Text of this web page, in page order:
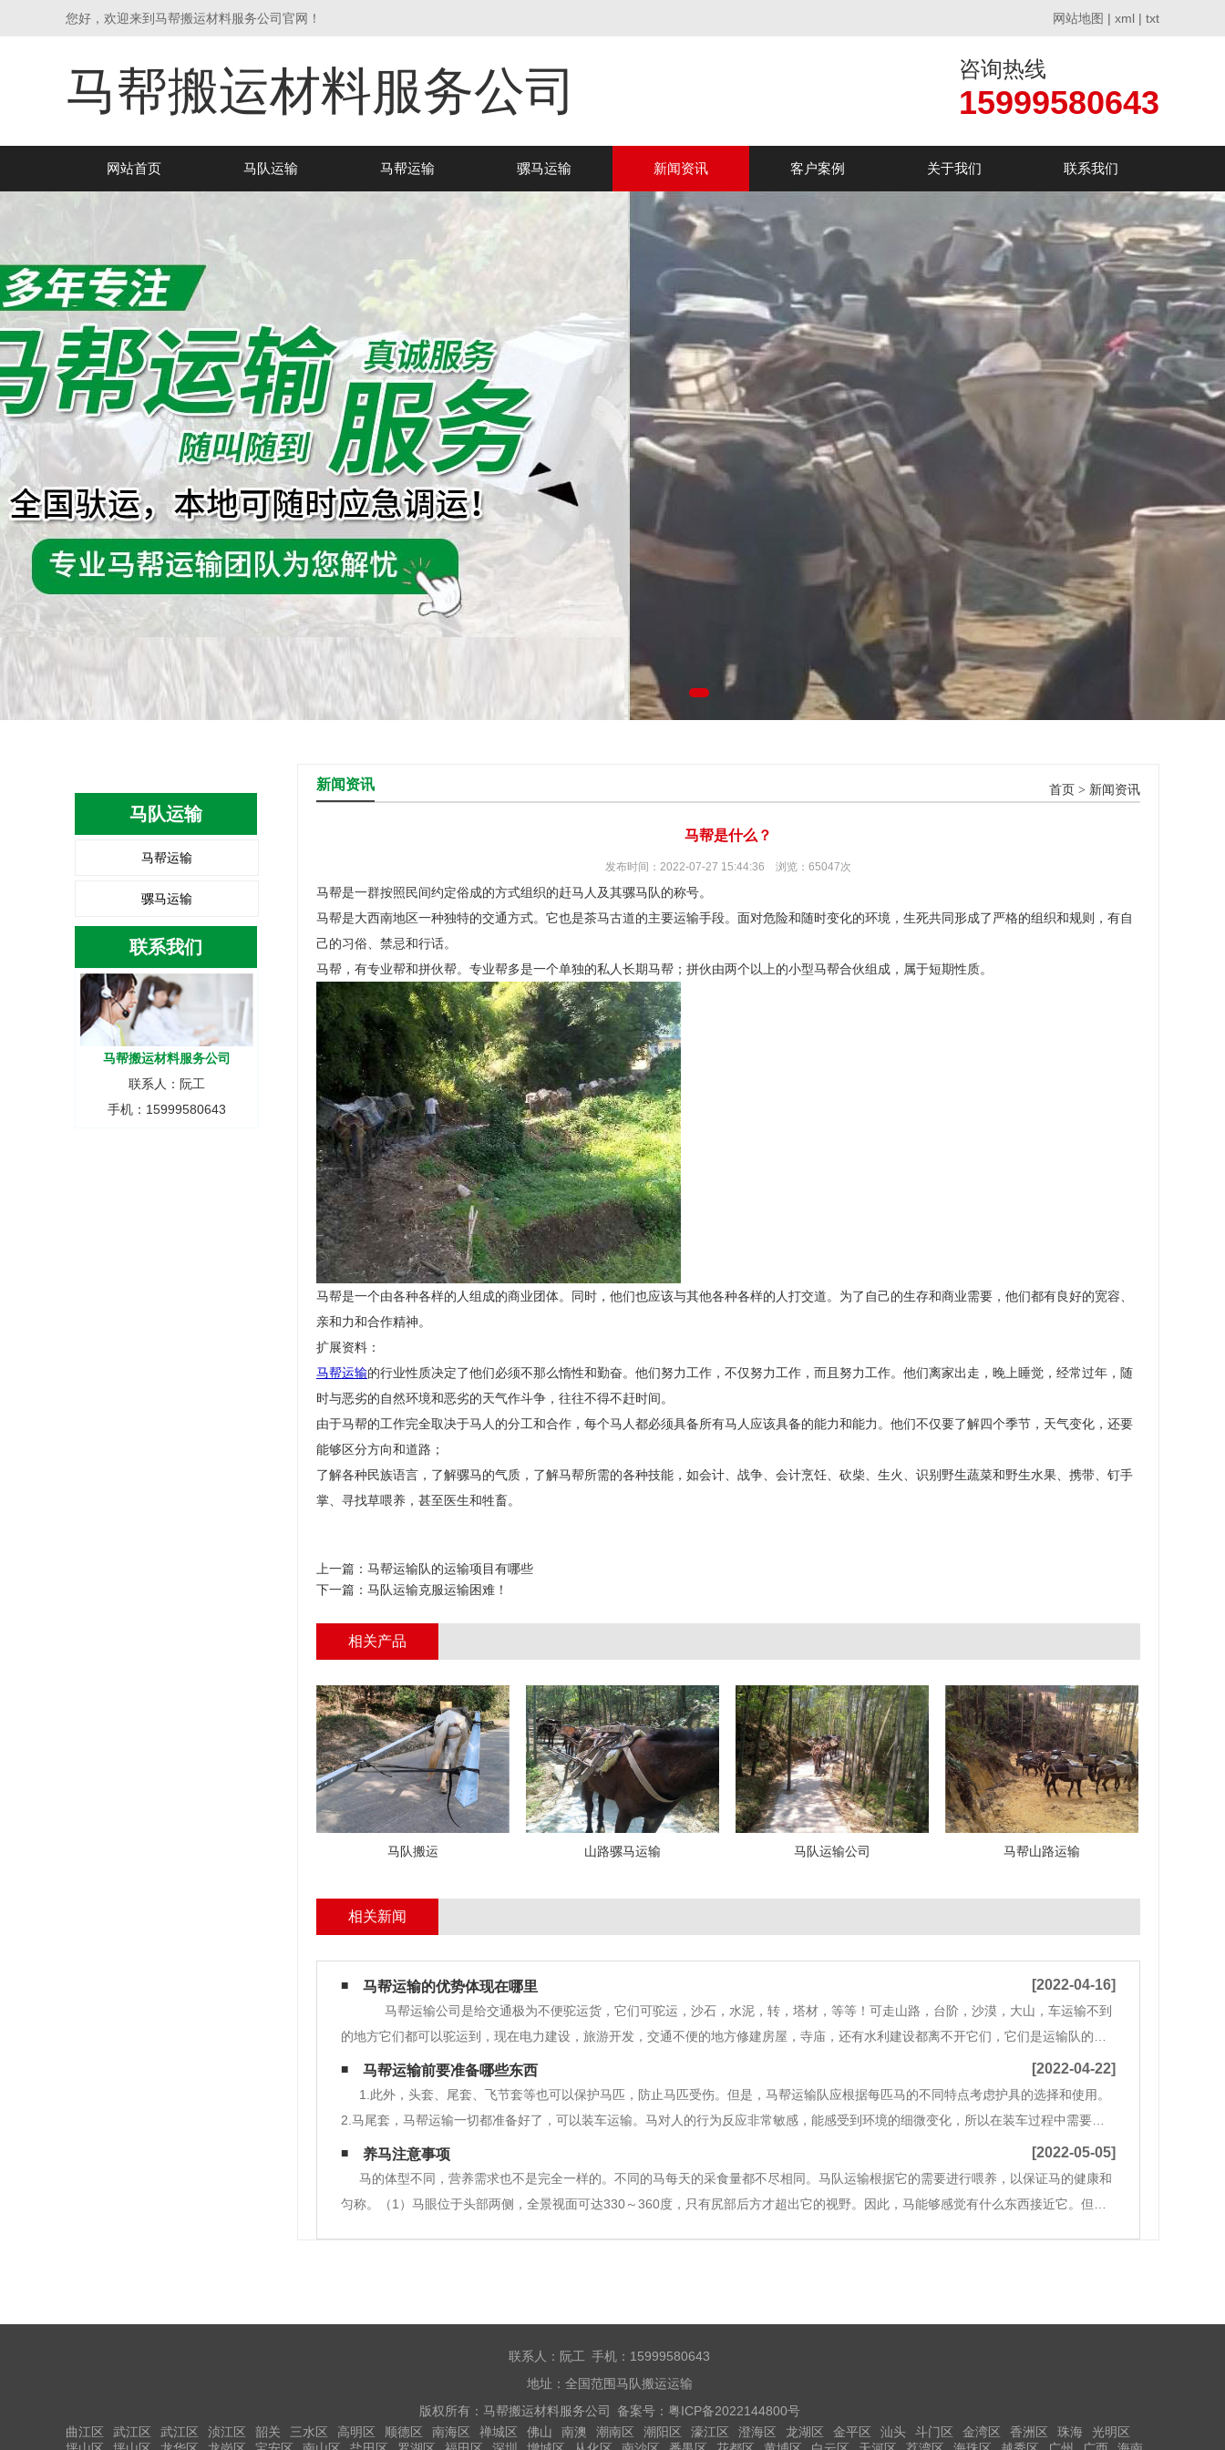
您好，欢迎来到马帮搬运材料服务公司官网！ 网站地图 | xml | txt
马帮搬运材料服务公司 咨询热线
15999580643
网站首页 马队运输 马帮运输 骡马运输 新闻资讯 客户案例 关于我们 联系我们
马队运输
马帮运输
骡马运输
联系我们
马帮搬运材料服务公司
联系人：阮工
手机：15999580643
新闻资讯 首页 > 新闻资讯
马帮是什么？
发布时间：2022-07-27 15:44:36 浏览：65047次
马帮是一群按照民间约定俗成的方式组织的赶马人及其骡马队的称号。
马帮是大西南地区一种独特的交通方式。它也是茶马古道的主要运输手段。面对危险和随时变化的环境，生死共同形成了严格的组织和规则，有自
己的习俗、禁忌和行话。
马帮，有专业帮和拼伙帮。专业帮多是一个单独的私人长期马帮；拼伙由两个以上的小型马帮合伙组成，属于短期性质。
马帮是一个由各种各样的人组成的商业团体。同时，他们也应该与其他各种各样的人打交道。为了自己的生存和商业需要，他们都有良好的宽容、
亲和力和合作精神。
扩展资料：
马帮运输的行业性质决定了他们必须不那么惰性和勤奋。他们努力工作，不仅努力工作，而且努力工作。他们离家出走，晚上睡觉，经常过年，随
时与恶劣的自然环境和恶劣的天气作斗争，往往不得不赶时间。
由于马帮的工作完全取决于马人的分工和合作，每个马人都必须具备所有马人应该具备的能力和能力。他们不仅要了解四个季节，天气变化，还要
能够区分方向和道路；
了解各种民族语言，了解骡马的气质，了解马帮所需的各种技能，如会计、战争、会计烹饪、砍柴、生火、识别野生蔬菜和野生水果、携带、钉手
掌、寻找草喂养，甚至医生和牲畜。
上一篇： 马帮运输队​的运输项目有哪些
下一篇： 马队运输克服运输困难！
相关产品
马队搬运 山路骡马运输 马队运输公司 马帮山路运输
相关新闻
马帮运输的优势体现在哪里 [2022-04-16]
马帮运输公司是给交通极为不便驼运货，它们可驼运，沙石，水泥，转，塔材，等等！可走山路，台阶，沙漠，大山，车运输不到
的地方它们都可以驼运到，现在电力建设，旅游开发，交通不便的地方修建房屋，寺庙，还有水利建设都离不开它们，它们是运输队的中
流砥柱。 马队运输长时间运输货物可以安全放心，而且有人驱使的话，马队运输在崎岖山路上的表现，要比一些货车好很多，因此，
现在在很多地方，只要交通不方便，人们一时间
马帮运输前要准备哪些东西 [2022-04-22]
1.此外，头套、尾套、飞节套等也可以保护马匹，防止马匹受伤。但是，马帮运输队应根据每匹马的不同特点考虑护具的选择和使用。
2.马尾套，马帮运输一切都准备好了，可以装车运输。马对人的行为反应非常敏感，能感受到环境的细微变化，所以在装车过程中需要有
足够的耐心，不能粗鲁地赶走，让马受到惊吓。3.设备保证安全运输。运输的马车配备专用装置，包括马厩仓库、物料仓库、马具设备专
用储物箱、马夫工作通道、饮用水系统、
养马注意事项 [2022-05-05]
马的体型不同，营养需求也不是完全一样的。不同的马每天的采食量都不尽相同。马队运输根据它的需要进行喂养，以保证马的健康和
匀称。（1）马眼位于头部两侧，全景视面可达330～360度，只有尻部后方才超出它的视野。因此，马能够感觉有什么东西接近它。但马
联系人：阮工 手机：15999580643
地址：全国范围马队搬运运输
版权所有：马帮搬运材料服务公司 备案号： 粤ICP备2022144800号
曲江区
武江区 武江区 浈江区 韶关 三水区 高明区 顺德区 南海区 禅城区 佛山 南澳 潮南区 潮阳区 濠江区 澄海区 龙湖区 金平区 汕头 斗门区 金湾区 香洲区 珠海
光明区